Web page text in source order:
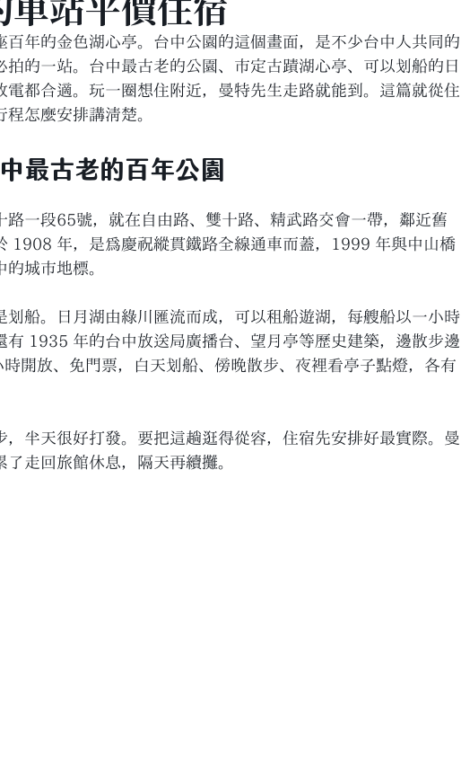
百年的金色湖心亭。台中公園的這個畫面，是不少台中人共同的
拍的一站。台中最古老的公園、市定古蹟湖心亭、可以划船的日
電都合適。玩一圈想住附近，曼特先生走路就能到。這篇就從住
怎麼安排講清楚。
最古老的百年公園
路一段65號，就在自由路、雙十路、精武路交會一帶，鄰近舊
1908 年，是為慶祝縱貫鐵路全線通車而蓋，1999 年與中山橋
城市地標。
划船。日月湖由綠川匯流而成，可以租船遊湖，每艘船以一小時
有 1935 年的台中放送局廣播台、望月亭等歷史建築，邊散步邊
開放、免門票，白天划船、傍晚散步、夜裡看亭子點燈，各有
，半天很好打發。要把這趟逛得從容，住宿先安排好最實際。曼
走回旅館休息，隔天再續攤。